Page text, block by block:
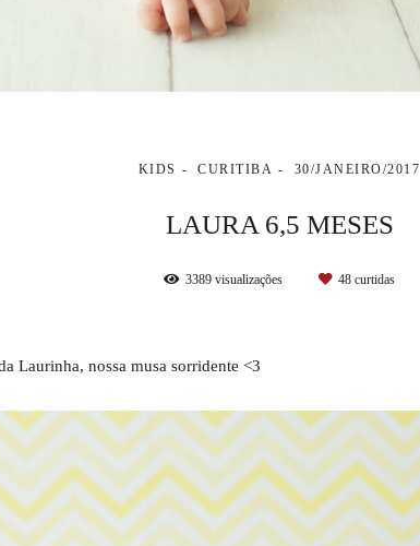
KIDS CURITIBA 30/JANEIRO/2017
LAURA 6,5 MESES
3389 visualizações 48 curtidas
Laurinha, nossa musa sorridente <3